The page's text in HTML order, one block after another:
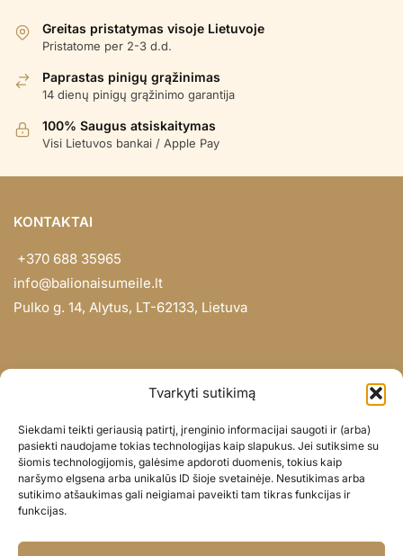
Tvarkyti sutikimą
Siekdami teikti geriausią patirtį, įrenginio informacijai saugoti ir (arba)
pasiekti naudojame tokias technologijas kaip slapukus. Jei sutiksime su
šiomis technologijomis, galėsime apdoroti duomenis, tokius kaip
naršymo elgsena arba unikalūs ID šioje svetainėje. Nesutikimas arba
sutikimo atšaukimas gali neigiamai paveikti tam tikras funkcijas ir
funkcijas.
Greitas pristatymas visoje Lietuvoje
Pristatome per 2-3 d.d.
Paprastas pinigų grąžinimas
14 dienų pinigų grąžinimo garantija
100% Saugus atsiskaitymas
Visi Lietuvos bankai / Apple Pay
KONTAKTAI
+370 688 35965
info@balionaisumeile.lt
Pulko g. 14, Alytus, LT-62133, Lietuva
Didmena
Darbų portfolio
Privatumo politika
Parduotuvės politika